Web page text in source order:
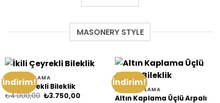
MASONERY STYLE
İndirim!
ALTIN KAPLAMA
İkili Çeyrekli Bileklik
₺4.000,00 Orijinal
₺3.750,00Şu
İndirim!
ALTIN KAPLAMA
Altın Kaplama Üçlü Arpalı